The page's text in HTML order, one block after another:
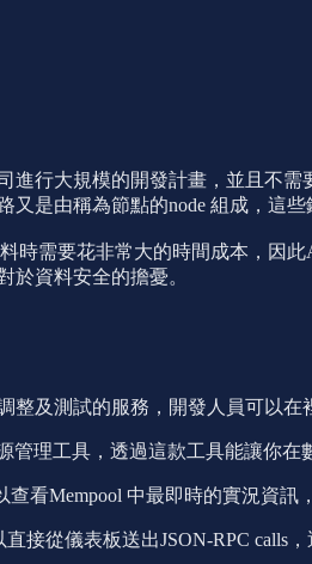
進行大規模的開發計畫，並且不
又是由稱為節點的node 組成，這
時需要花非常大的時間成本，因
於資料安全的擔憂。
整及測試的服務，開發人員可以在
管理工具，透過這款工具能讓你
查看Mempool 中最即時的實況資訊
直接從儀表板送出JSON-RPC calls